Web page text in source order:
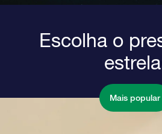
Escolha o
Mais popular